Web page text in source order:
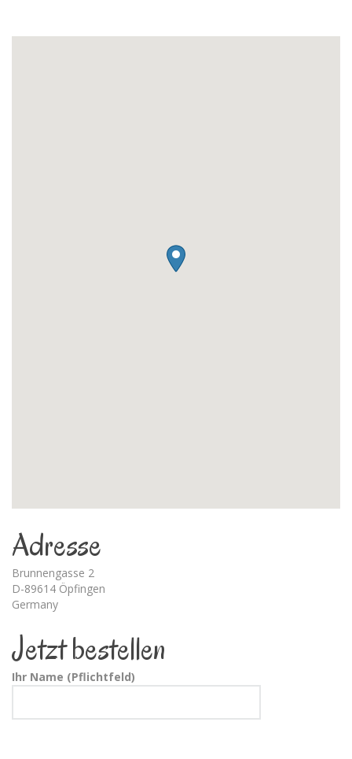
Adresse
Brunnengasse 2
D-89614 Öpfingen
Germany
Jetzt bestellen
Ihr Name (Pflichtfeld)